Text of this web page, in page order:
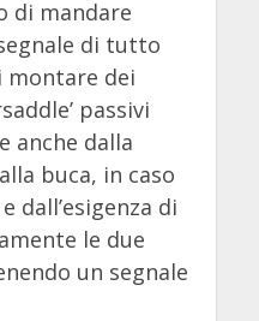
di mandare
di tutto
montare dei
passivi
anche dalla
buca, in caso
dall’esigenza di
le due
un segnale